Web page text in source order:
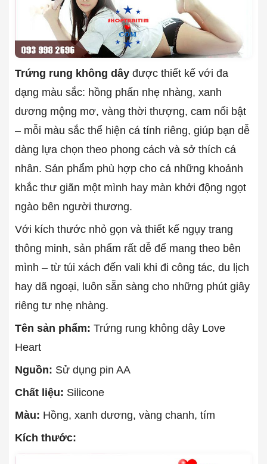
Trứng rung không dây được thiết kế với đa
dạng màu sắc: hồng phấn nhẹ nhàng, xanh
dương mộng mơ, vàng thời thượng, cam nổi bật
– mỗi màu sắc thể hiện cá tính riêng, giúp bạn dễ
dàng lựa chọn theo phong cách và sở thích cá
nhân. Sản phẩm phù hợp cho cả những khoảnh
khắc thư giãn một mình hay màn khởi động ngọt
ngào bên người thương.
Với kích thước nhỏ gọn và thiết kế ngụy trang
thông minh, sản phẩm rất dễ để mang theo bên
mình – từ túi xách đến vali khi đi công tác, du lịch
hay dã ngoại, luôn sẵn sàng cho những phút giây
riêng tư nhẹ nhàng.
Tên sản phẩm: Trứng rung không dây Love
Heart
Nguồn: Sử dụng pin AA
Chất liệu: Silicone
Màu: Hồng, xanh dương, vàng chanh, tím
Kích thước: